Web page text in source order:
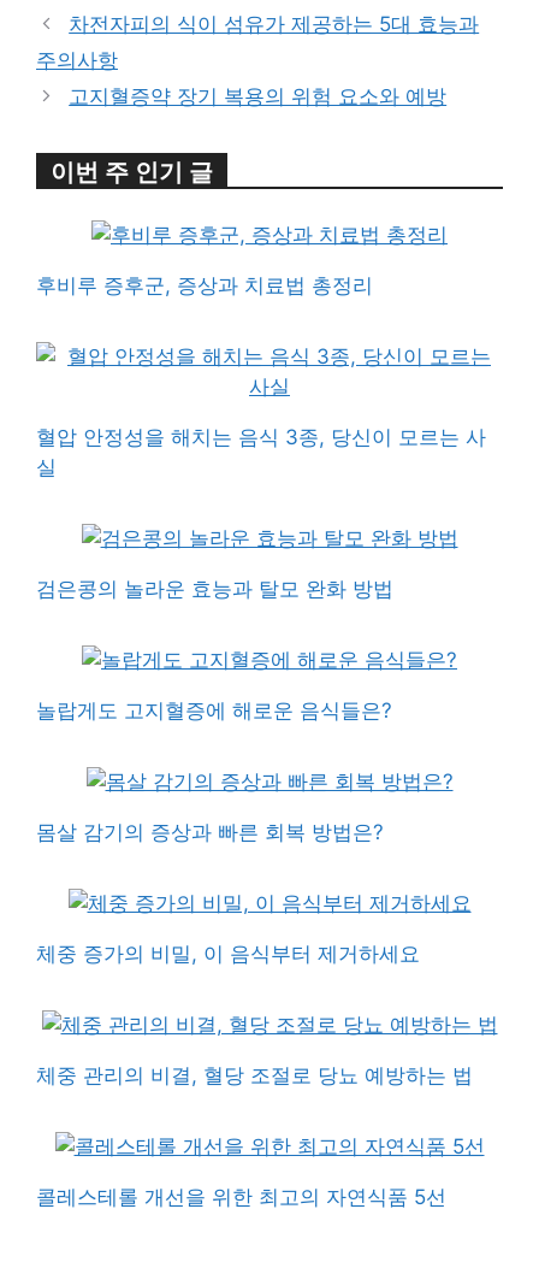
차전자피의 식이 섬유가 제공하는 5대 효능과
주의사항
고지혈증약 장기 복용의 위험 요소와 예방
이번 주 인기 글
후비루 증후군, 증상과 치료법 총정리
혈압 안정성을 해치는 음식 3종, 당신이 모르는 사
실
검은콩의 놀라운 효능과 탈모 완화 방법
놀랍게도 고지혈증에 해로운 음식들은?
몸살 감기의 증상과 빠른 회복 방법은?
체중 증가의 비밀, 이 음식부터 제거하세요
체중 관리의 비결, 혈당 조절로 당뇨 예방하는 법
콜레스테롤 개선을 위한 최고의 자연식품 5선